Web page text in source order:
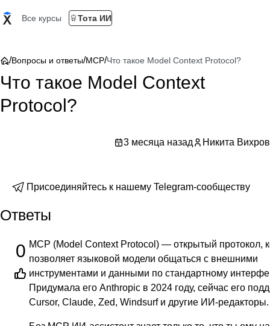
Все курсы Тота ИИ
/Вопросы и ответы/MCP/Что такое Model Context Protocol?
Что такое Model Context
Protocol?
3 месяца назад Никита Вихров
Присоединяйтесь к нашему Telegram-сообществу
Ответы
0 MCP (Model Context Protocol) — открытый протокол,
позволяет языковой модели общаться с внешними
инструментами и данными по стандартному
Придумала его Anthropic в 2024 году, сейчас его
Cursor, Claude, Zed, Windsurf и другие ИИ-редакторы.